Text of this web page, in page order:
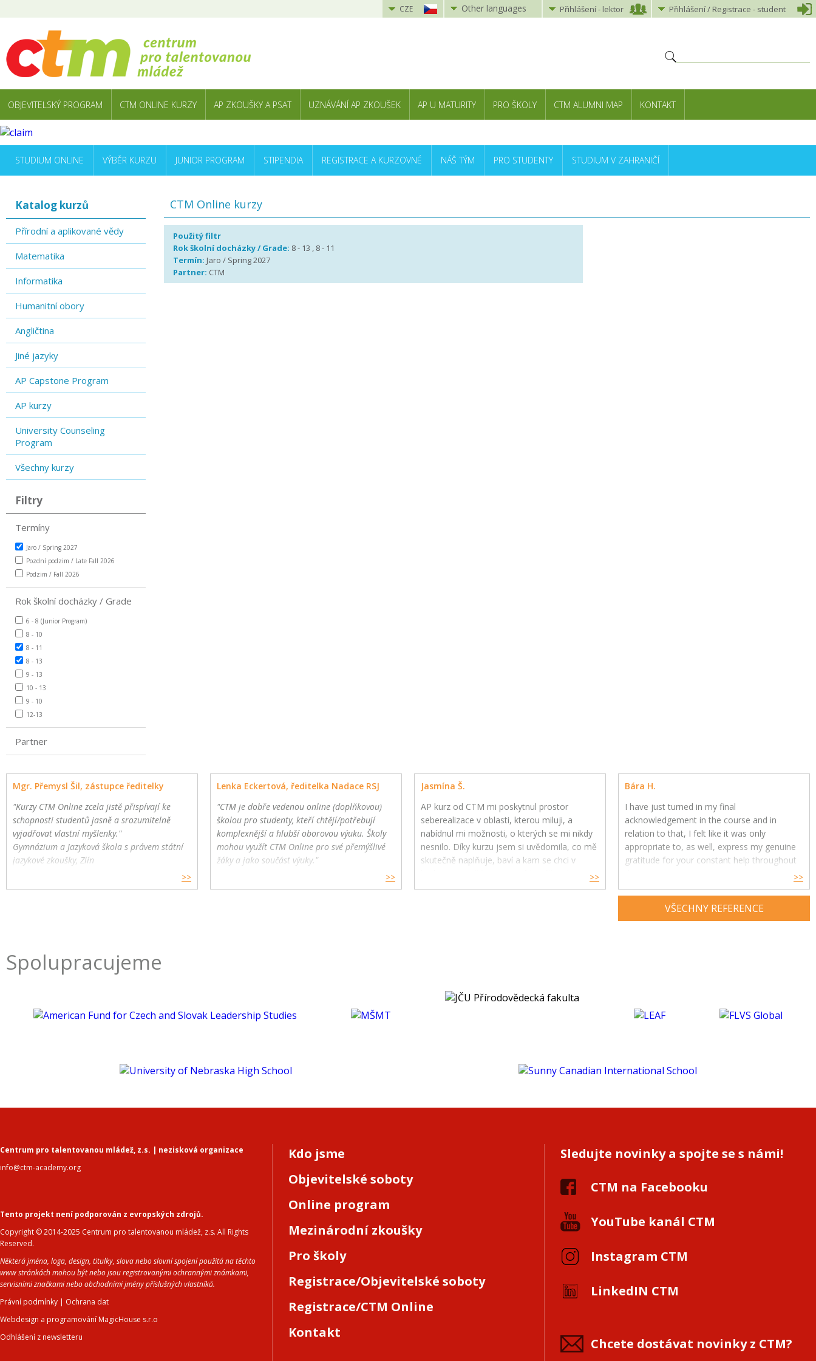
CZE Other languages Přihlášení- lektor Přihlášení/ Registrace - student
OBJEVITELSKÝ PROGRAM CTM ONLINE KURZY AP ZKOUŠKY A PSAT UZNÁVÁNÍ AP ZKOUŠEK AP U MATURITY PRO ŠKOLY CTM ALUMNI MAP KONTAKT
STUDIUM ONLINE VÝBĚR KURZU JUNIOR PROGRAM STIPENDIA REGISTRACE A KURZOVNÉ NÁŠ TÝM PRO STUDENTY STUDIUM V ZAHRANIČÍ
Katalog kurzů
Přírodní a aplikované vědy
Matematika
Informatika
Humanitní obory
Angličtina
Jiné jazyky
AP Capstone Program
AP kurzy
University Counseling
Program
Všechny kurzy
Filtry
Termíny
Jaro / Spring 2027
Pozdní podzim / Late Fall 2026
Podzim / Fall 2026
Rok školní docházky / Grade
6 - 8 (Junior Program)
8 - 10
8 - 11
8 - 13
9 - 13
10 - 13
9 - 10
12-13
Partner
CTM Online kurzy
Použitý filtr
Rok školní docházky / Grade: 8 - 13 , 8 - 11
Termín: Jaro / Spring 2027
Partner: CTM
Mgr. Přemysl Šil, zástupce ředitelky
"Kurzy CTM Online zcela jistě přispívají ke
schopnosti studentů jasně a srozumitelně
vyjadřovat vlastní myšlenky."
Gymnázium a Jazyková škola s právem státní
jazykové zkoušky, Zlín
>>
Lenka Eckertová, ředitelka Nadace RSJ
"CTM je dobře vedenou online (doplňkovou)
školou pro studenty, kteří chtějí/potřebují
komplexnější a hlubší oborovou výuku. Školy
mohou využít CTM Online pro své přemýšlivé
žáky a jako součást výuky."
>>
Jasmína Š.
AP kurz od CTM mi poskytnul prostor
seberealizace v oblasti, kterou miluji, a
nabídnul mi možnosti, o kterých se mi nikdy
nesnilo. Díky kurzu jsem si uvědomila, co mě
skutečně naplňuje, baví a kam se chci v
koníčcích.
>>
Bára H.
I have just turned in my final
acknowledgement in the course and in
relation to that, I felt like it was only
appropriate to, as well, express my genuine
gratitude for your constant help throughout
Your feedback and advice have had a great
impact on my understanding and enjoyment
>>
VŠECHNY REFERENCE
Spolupracujeme
Centrum pro talentovanou mládež, z.s. | nezisková organizace
info@ctm-academy.org
Tento projekt není podporován z evropských zdrojů.
Copyright © 2014-2025 Centrum pro talentovanou mládež, z.s. All Rights
Reserved.
Některá jména, loga, design, titulky, slova nebo slovní spojení použitá na těchto
www stránkách mohou být nebo jsou registrovanými ochrannými známkami,
servisními značkami nebo obchodními jmény příslušných vlastníků.
Právní podmínky | Ochrana dat
Webdesign a programování MagicHouse s.r.o
Odhlášení z newsletteru
Kdo jsme
Objevitelské soboty
Online program
Mezinárodní zkoušky
Pro školy
Registrace/Objevitelské soboty
Registrace/CTM Online
Kontakt
Sledujte novinky a spojte se s námi!
CTM na Facebooku
YouTube kanál CTM
Instagram CTM
LinkedIN CTM
Chcete dostávat novinky z CTM?